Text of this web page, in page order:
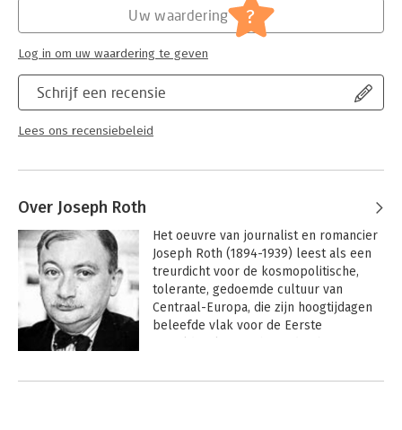
Schrijf een recensie
Lees ons recensiebeleid
Uw waardering ?
Log in om uw waardering te geven
Over Joseph Roth
Het oeuvre van journalist en romancier
Joseph Roth (1894-1939) leest als een
treurdicht voor de kosmopolitische,
tolerante, gedoemde cultuur van
Centraal-Europa, die zijn hoogtijdagen
beleefde vlak voor de Eerste
oostelijke kant van het Habsburgse